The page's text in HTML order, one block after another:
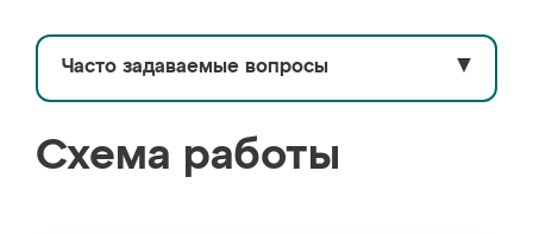
Часто задаваемые вопросы ▼
Схема работы